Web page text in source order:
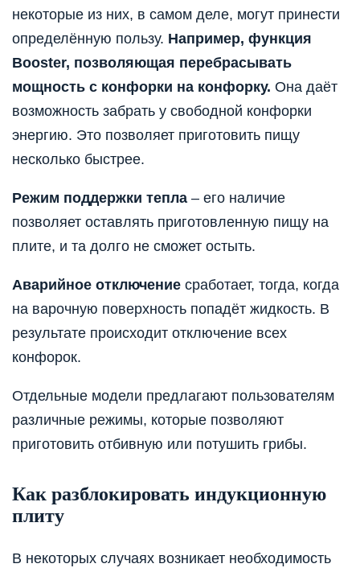
некоторые из них, в самом деле, могут принести
определённую пользу. Например, функция
Booster, позволяющая перебрасывать
мощность с конфорки на конфорку. Она даёт
возможность забрать у свободной конфорки
энергию. Это позволяет приготовить пищу
несколько быстрее.
Режим поддержки тепла – его наличие
позволяет оставлять приготовленную пищу на
плите, и та долго не сможет остыть.
Аварийное отключение сработает, тогда, когда
на варочную поверхность попадёт жидкость. В
результате происходит отключение всех
конфорок.
Отдельные модели предлагают пользователям
различные режимы, которые позволяют
приготовить отбивную или потушить грибы.
Как разблокировать индукционную
плиту
В некоторых случаях возникает необходимость